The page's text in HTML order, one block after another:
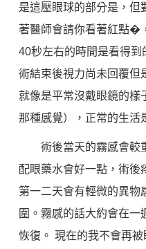
是這壓眼球的部分是，但
著醫師會請你看著紅點�
40秒左右的時間是看得
術結束後視力尚未回覆但
就像是平常沒戴眼鏡的樣
那種感覺），正常的生活
術後當天的霧感會較
配眼藥水會好一點，術後
第一二天會有輕微的異物
圍。霧感的話大約會在
恢復。 現在的我不會再